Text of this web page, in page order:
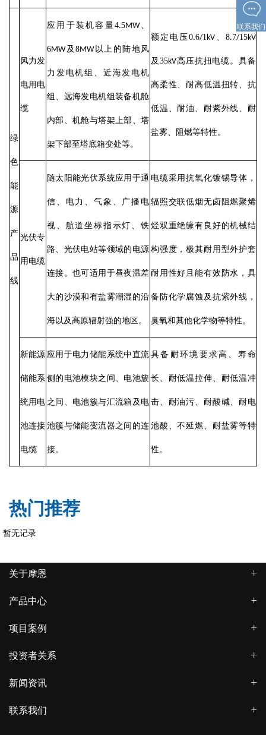
绿
色
能
源
产
品
线
风力发
电用电
缆
应用于装机容量4.5MW、
6MW及 8MW以上的陆地风
力发电机组、近海发电机
组、远海发电机组装备机舱
内部、机舱与塔架上部、塔
架下部至塔底箱变处等。
额定电压0.6/1 kV 、 8.7/15kV
及 35kV高压抗扭电缆。具备
高柔性、耐高低温扭转、抗
低温、耐油、耐紫外线、耐
盐雾、阻燃等特性。
光伏专
用电缆
随太阳能光伏系统应用于通
信、电力、气象、广播电
视、航道坐标指示灯、铁
路、光伏电站等领域的电源
连接。也可适用于昼夜温差
大的沙漠和有盐雾潮湿的沿
海以及高原辐射强的地区。
电缆采用抗氧化镀锡导体，
辐照交联低烟无卤阻燃聚烯
烃双重绝缘有良好的机械结
构强度，极其耐用型外护套
耐用性好且能有效防水，具
备防化学腐蚀及抗紫外线，
臭氧和其他化学物等特性。
新能源
储能系
统用电
池连接
电缆
应用于电力储能系统中直流
侧的电池模块之间、电池簇
之间、电池簇与汇流箱及电
池簇与储能变流器之间的连
接。
具备耐环境要求高、寿命
长、耐低温拉伸、耐低温冲
击、耐油污、耐酸碱、耐电
池酸、不延燃、耐盐雾等特
性。
热门推荐
暂无记录
联系我们
关于摩恩
产品中心
项目案例
投资者关系
新闻资讯
联系我们